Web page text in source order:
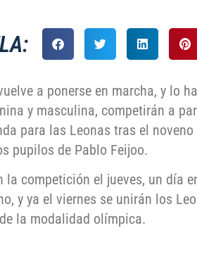
a ponerse en marcha, y lo
y masculina, competirán a
para las Leonas tras el
pupilos de Pablo Feijoo.
la competición el jueves, un día
y ya el viernes se unirán los
la modalidad olímpica.